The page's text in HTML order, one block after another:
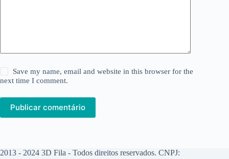
Save my name, email and website in this browser for the
next time I comment.
Publicar comentário
2013 - 2024 3D Fila - Todos direitos reservados. CNPJ: